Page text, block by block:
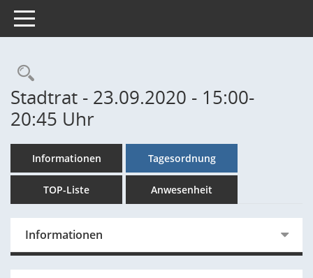
Toggle navigation
Rechercheauswahl
Stadtrat - 23.09.2020 - 15:00-
20:45 Uhr
Informationen Tagesordnung
TOP-Liste Anwesenheit
Informationen